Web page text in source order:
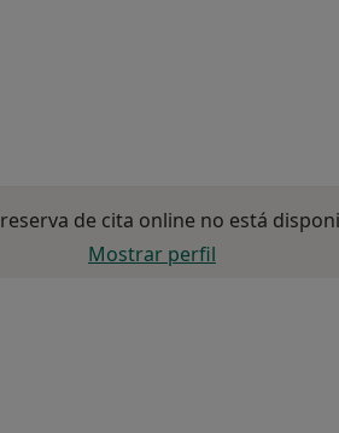
de cita online no está
Mostrar perfil